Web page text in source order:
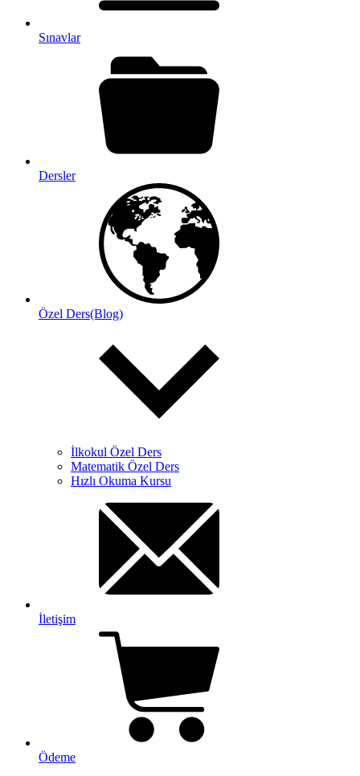
Sınavlar
Dersler
Özel Ders(Blog)
İlkokul Özel Ders
Matematik Özel Ders
Hızlı Okuma Kursu
İletişim
Ödeme